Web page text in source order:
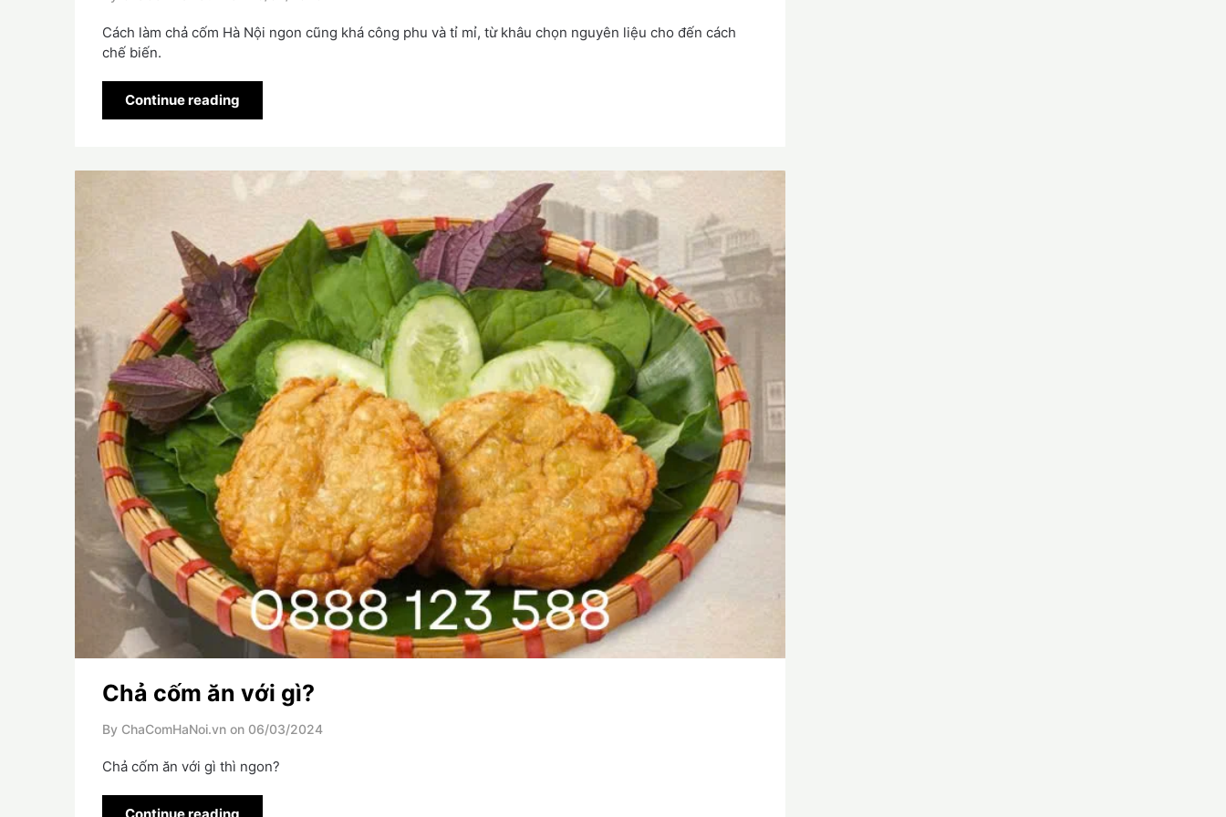
Cách làm chả cốm Hà Nội ngon cũng khá công phu và tỉ mỉ, từ khâu chọn nguyên liệu cho đến cách
chế biến.
Continue reading
Chả cốm ăn với gì?
By ChaComHaNoi.vn on 06/03/2024
Chả cốm ăn với gì thì ngon?